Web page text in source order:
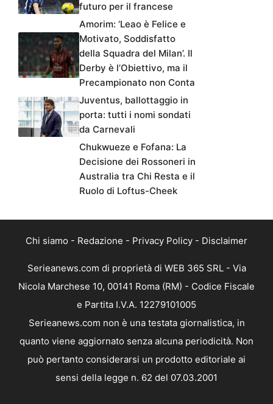
futuro per il francese
Amorim: ‘Leao è Felice e
Motivato, Soddisfatto
della Squadra del Milan’. Il
Derby è l’Obiettivo, ma il
Precampionato non Conta
Juventus, ballottaggio in
porta: tutti i nomi sondati
da Carnevali
Chukwueze e Fofana: La
Decisione dei Rossoneri in
Australia tra Chi Resta e il
Ruolo di Loftus-Cheek
Chi siamo - Redazione - Privacy Policy - Disclaimer
Serieanews.com di proprietà di WEB 365 SRL - Via
Nicola Marchese 10, 00141 Roma (RM) - Codice Fiscale
e Partita I.V.A. 12279101005
Serieanews.com non è una testata giornalistica, in
quanto viene aggiornato senza alcuna periodicità. Non
può pertanto considerarsi un prodotto editoriale ai
sensi della legge n. 62 del 07.03.2001